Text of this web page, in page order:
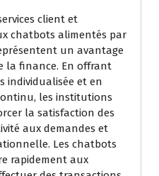
client et
chatbots alimentés par
un avantage
la finance. En offrant
individualisée et en
les institutions
la satisfaction des
aux demandes et
Les chatbots
rapidement aux